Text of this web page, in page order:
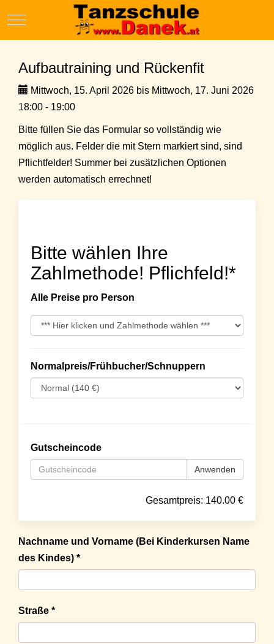
Mobile Menu Toggle
Aufbautraining und Rückenfit
Mittwoch, 15. April 2026 bis Mittwoch, 17. Juni 2026
18:00 - 19:00
Bitte füllen Sie das Formular so vollständig wie
möglich aus. Felder die mit Stern markiert sind, sind
Pflichtfelder! Summer bei zusätzlichen Optionen
werden automatisch errechnet!
Bitte wählen Ihre
Zahlmethode! Pflichfeld!*
Alle Preise pro Person
Normalpreis/Frühbucher/Schnuppern
Gutscheincode
Anwenden
Gesamtpreis: 140.00 €
Nachname und Vorname (Bei Kinderkursen Name
des Kindes) *
Straße *